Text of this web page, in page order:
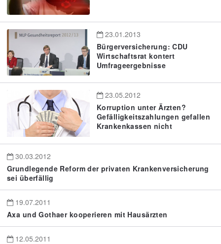
23.01.2013
Bürgerversicherung: CDU
Wirtschaftsrat kontert
Umfrageergebnisse
23.05.2012
Korruption unter Ärzten?
Gefälligkeitszahlungen gefallen
Krankenkassen nicht
30.03.2012
Grundlegende Reform der privaten Krankenversicherung
sei überfällig
19.07.2011
Axa und Gothaer kooperieren mit Hausärzten
12.05.2011